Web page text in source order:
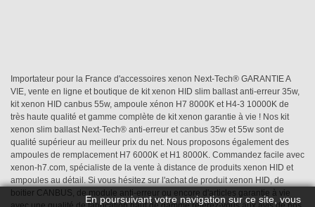
En poursuivant votre navigation sur ce site, vous
Importateur pour la France d'accessoires xenon Next-Tech® GARANTIE A
VIE, vente en ligne et boutique de kit xenon HID slim ballast anti-erreur 35w,
kit xenon HID canbus 55w, ampoule xénon H7 8000K et H4-3 10000K de
très haute qualité et gamme complète de kit xenon garantie à vie ! Nos kit
xenon slim ballast Next-Tech® anti-erreur et canbus 35w et 55w sont de
qualité supérieur au meilleur prix du net. Nous proposons également des
ampoules de remplacement H7 6000K et H1 8000K. Commandez facile avec
xenon-h7.com, spécialiste de la vente à distance de produits xenon HID et
ampoules au détail. Si vous hésitez sur l'achat de produit xenon HID, de
boitier CANBUS, de module anti-erreur ou encore d'articles garantie à vie